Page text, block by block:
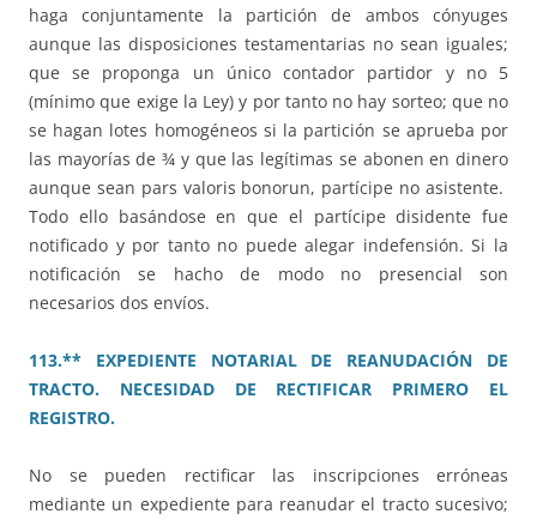
haga conjuntamente la partición de ambos cónyuges
aunque las disposiciones testamentarias no sean iguales;
que se proponga un único contador partidor y no 5
(mínimo que exige la Ley) y por tanto no hay sorteo; que no
se hagan lotes homogéneos si la partición se aprueba por
las mayorías de ¾ y que las legítimas se abonen en dinero
aunque sean pars valoris bonorun, partícipe no asistente.
Todo ello basándose en que el partícipe disidente fue
notificado y por tanto no puede alegar indefensión. Si la
notificación se hacho de modo no presencial son
necesarios dos envíos.
113.** EXPEDIENTE NOTARIAL DE REANUDACIÓN DE
TRACTO. NECESIDAD DE RECTIFICAR PRIMERO EL
REGISTRO.
No se pueden rectificar las inscripciones erróneas
mediante un expediente para reanudar el tracto sucesivo;